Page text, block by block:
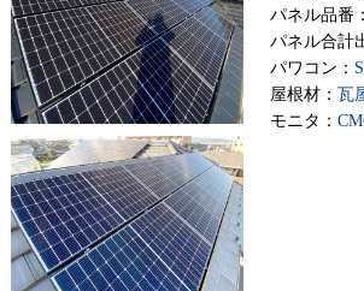
パネル品番：
パネル合計
パワコン：
屋根材： 瓦
モニタ：